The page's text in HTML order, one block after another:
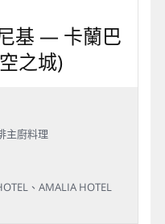
基 — 卡蘭巴
之城)
主廚料理
、AMALIA HOTEL